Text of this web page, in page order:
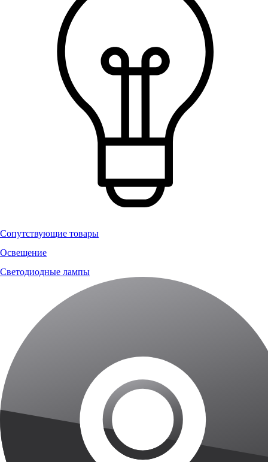
Сопутствующие товары
Освещение
Светодиодные лампы